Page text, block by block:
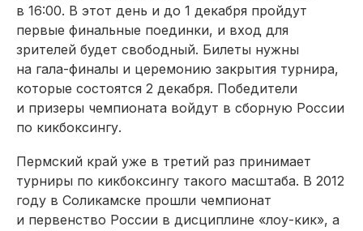
в 16:00. В этот день и до 1 декабря пройдут
первые финальные поединки, и вход для
зрителей будет свободный. Билеты нужны
на гала-финалы и церемонию закрытия турнира,
которые состоятся 2 декабря. Победители
и призеры чемпионата войдут в сборную России
по кикбоксингу.
Пермский край уже в третий раз принимает
турниры по кикбоксингу такого масштаба. В 2012
году в Соликамске прошли чемпионат
и первенство России в дисциплине «лоу-кик», а